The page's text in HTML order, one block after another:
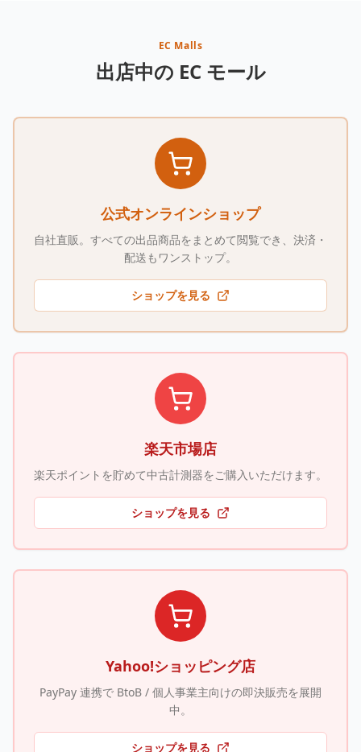
EC Malls
出店中の EC モール
公式オンラインショップ
自社直販。すべての出品商品をまとめて閲覧でき、決済・
配送もワンストップ。
ショップを見る
楽天市場店
楽天ポイントを貯めて中古計測器をご購入いただけます。
ショップを見る
Yahoo!ショッピング店
PayPay 連携で BtoB / 個人事業主向けの即決販売を展開
中。
ショップを見る